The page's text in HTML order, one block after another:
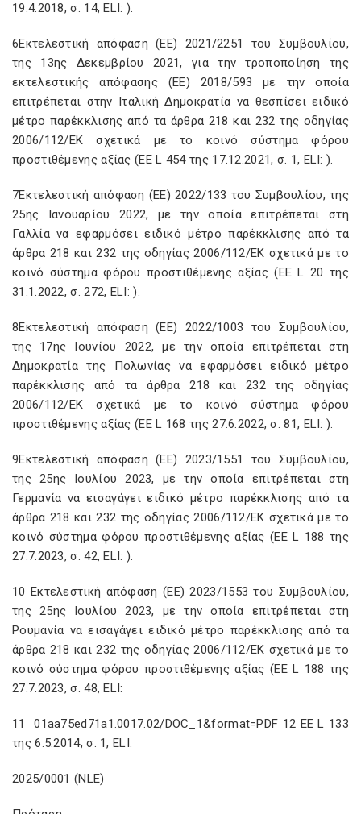
19.4.2018, σ. 14, ELI: ).
6Εκτελεστική απόφαση (EE) 2021/2251 του Συμβουλίου,
της 13ης Δεκεμβρίου 2021, για την τροποποίηση της
εκτελεστικής απόφασης (ΕΕ) 2018/593 με την οποία
επιτρέπεται στην Ιταλική Δημοκρατία να θεσπίσει ειδικό
μέτρο παρέκκλισης από τα άρθρα 218 και 232 της οδηγίας
2006/112/ΕΚ σχετικά με το κοινό σύστημα φόρου
προστιθέμενης αξίας (ΕΕ L 454 της 17.12.2021, σ. 1, ELI:).
7Εκτελεστική απόφαση (ΕΕ) 2022/133 του Συμβουλίου, της
25ης Ιανουαρίου 2022, με την οποία επιτρέπεται στη
Γαλλία να εφαρμόσει ειδικό μέτρο παρέκκλισης από τα
άρθρα 218 και 232 της οδηγίας 2006/112/ΕΚ σχετικά με το
κοινό σύστημα φόρου προστιθέμενης αξίας (ΕΕ L 20 της
31.1.2022, σ. 272, ELI:).
8Εκτελεστική απόφαση (ΕΕ) 2022/1003 του Συμβουλίου,
της 17ης Ιουνίου 2022, με την οποία επιτρέπεται στη
Δημοκρατία της Πολωνίας να εφαρμόσει ειδικό μέτρο
παρέκκλισης από τα άρθρα 218 και 232 της οδηγίας
2006/112/ΕΚ σχετικά με το κοινό σύστημα φόρου
προστιθέμενης αξίας (ΕΕ L 168 της 27.6.2022, σ. 81, ELI:).
9Εκτελεστική απόφαση (ΕΕ) 2023/1551 του Συμβουλίου,
της 25ης Ιουλίου 2023, με την οποία επιτρέπεται στη
Γερμανία να εισαγάγει ειδικό μέτρο παρέκκλισης από τα
άρθρα 218 και 232 της οδηγίας 2006/112/ΕΚ σχετικά με το
κοινό σύστημα φόρου προστιθέμενης αξίας (ΕΕ L 188 της
27.7.2023, σ. 42, ELI: ).
10 Εκτελεστική απόφαση (ΕΕ) 2023/1553 του Συμβουλίου,
της 25ης Ιουλίου 2023, με την οποία επιτρέπεται στη
Ρουμανία να εισαγάγει ειδικό μέτρο παρέκκλισης από τα
άρθρα 218 και 232 της οδηγίας 2006/112/ΕΚ σχετικά με το
κοινό σύστημα φόρου προστιθέμενης αξίας (ΕΕ L 188 της
27.7.2023, σ. 48, ELI:
11
01aa75ed71a1.0017.02/DOC_1&format=PDF 12 ΕΕ L 133
της 6.5.2014, σ. 1, ELI:
2025/0001 (NLE)